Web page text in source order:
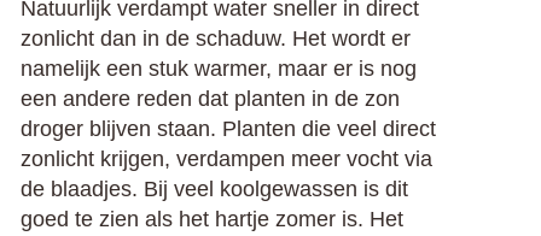
Natuurlijk verdampt water sneller in direct
zonlicht dan in de schaduw. Het wordt er
namelijk een stuk warmer, maar er is nog
een andere reden dat planten in de zon
droger blijven staan. Planten die veel direct
zonlicht krijgen, verdampen meer vocht via
de blaadjes. Bij veel koolgewassen is dit
goed te zien als het hartje zomer is. Het